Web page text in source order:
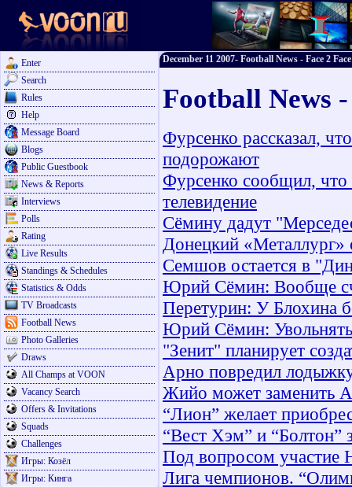
Enter
Search
Rules
Help
Message Board
Blogs
Public Guestbook
News & Reports
Interviews
Polls
Rating
Live Results
Standings & Schedules
Statistics & Odds
TV Broadcasts
Football News
Photo Galleries
Draws
All Champs at VOON
Vacancy Search
Offers & Invitations
Squads
Challenges
Игры: Козёл
Игры: Кинга
December 11 2007- Football News - Face 2
Football News
Фурсенко рассказал,
подорожают
Фурсенко сообщил, что
телевидение
Сёмину дадут
Донецкий «Металлург»
Семшов остается в
Юрий Сёмин: Вообще
Перетурин: У Блохина
Юрий Сёмин:
"Зенит" планирует
Арно повредил
Жийо может заменить
“Лион” желает
“Вест Хэм” и “Болтон”
Под вопросом участие
Лига чемпионов.